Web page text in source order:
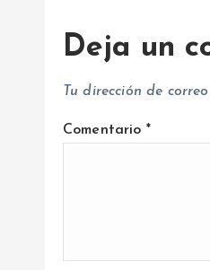
a
d
a
Deja un
Tu dirección de
Comentario *